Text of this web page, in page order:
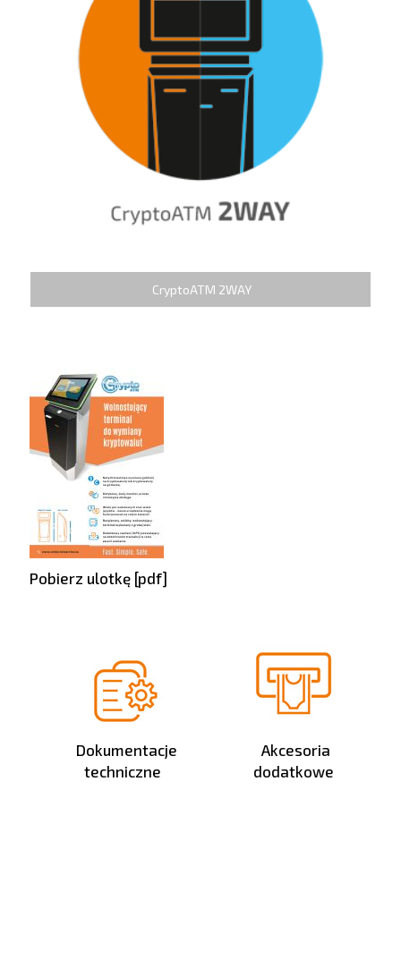
CryptoATM 2WAY
Pobierz ulotkę [pdf]
Dokumentacje
techniczne
Akcesoria
dodatkowe